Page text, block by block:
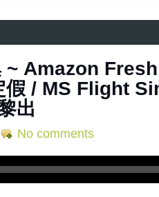
~ Amazon
假 / MS Flight
出
No comments